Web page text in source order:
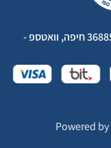
דנ-אל פור יו בע"מ , המסילה 23 , נשר , 3688523 חיפה, וואטספ -
Powered by